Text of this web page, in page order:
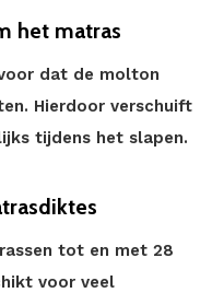
het matras
dat de molton
Hierdoor verschuift
tijdens het slapen.
tot en met 28
voor veel